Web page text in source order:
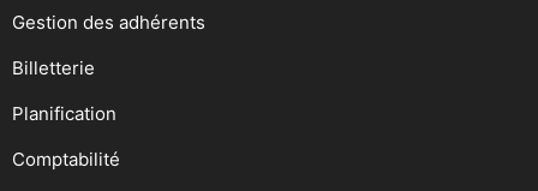
Gestion des adhérents
Billetterie
Planification
Comptabilité